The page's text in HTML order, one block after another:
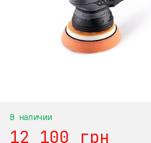
В наличии
12 100 грн